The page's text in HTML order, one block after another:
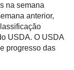
na semana
anterior,
USDA. O USDA
progresso das